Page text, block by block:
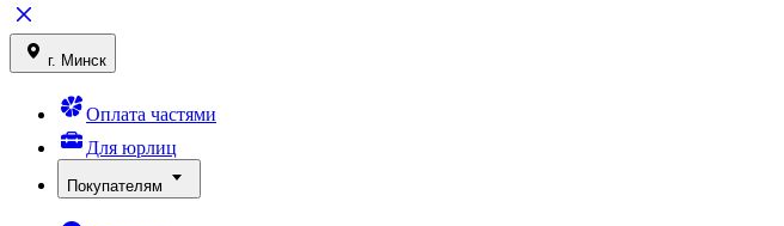
г. Минск
Оплата частями
Для юрлиц
Покупателям